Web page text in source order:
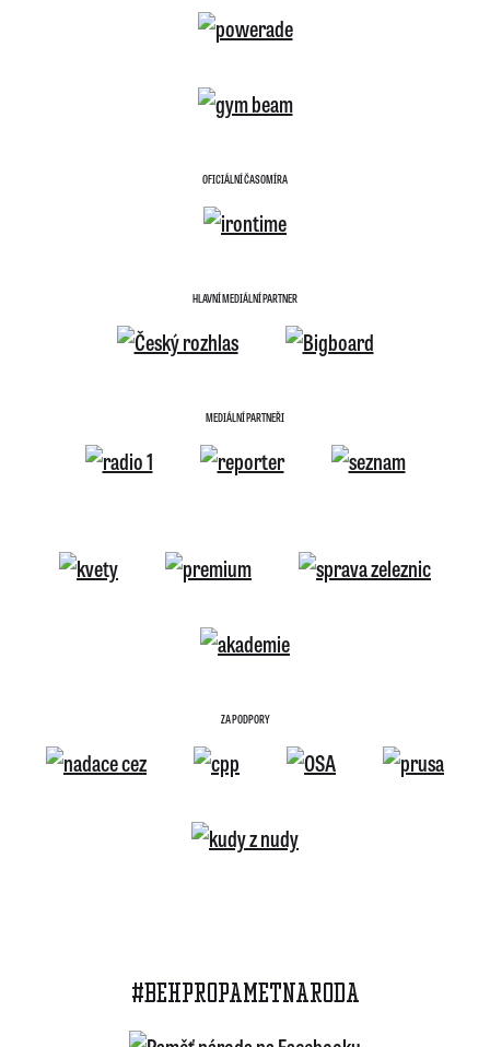
OFICIÁLNÍ ČASOMÍRA
HLAVNÍ MEDIÁLNÍ PARTNER
MEDIÁLNÍ PARTNEŘI
ZA PODPORY
#BEHPROPAMETNARODA